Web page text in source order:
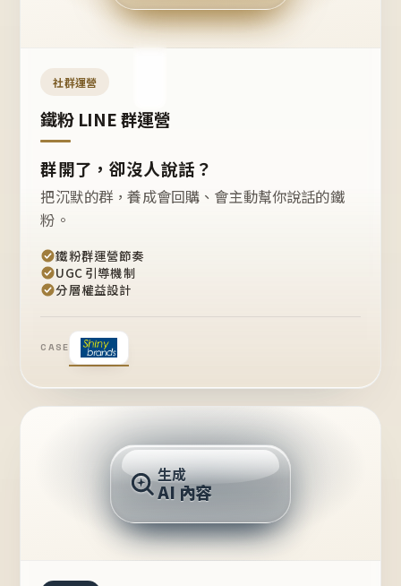
開團
嗎？
社群運營
鐵粉 LINE 群運營
群開了，卻沒人說話？
把沉默的群，養成會回購、會主動幫你說話的鐵
粉。
鐵粉群運營節奏
UGC 引導機制
分層權益設計
CASE
推薦的台灣品牌？
生成
AI 內容